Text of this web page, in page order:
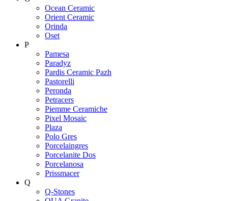
Ocean Ceramic
Orient Ceramic
Orinda
Oset
P
Pamesa
Paradyz
Pardis Ceramic Pazh
Pastorelli
Peronda
Petracers
Piemme Ceramiche
Pixel Mosaic
Plaza
Polo Gres
Porcelaingres
Porcelanite Dos
Porcelanosa
Prissmacer
Q
Q-Stones